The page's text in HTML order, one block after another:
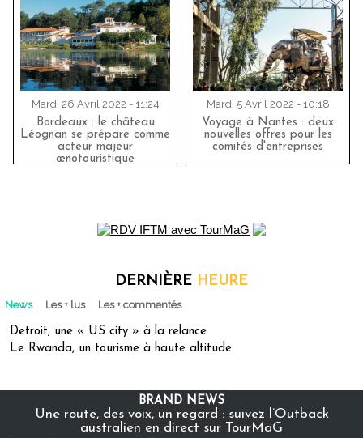
Mardi 26 Avril 2022 - 11:24
Bordeaux : le château
Léognan se prépare comme
acteur majeur
œnotouristique
Mardi 5 Avril 2022 - 10:18
Voyage à Nantes : deux
nouvelles offres pour les
comités d'entreprises
DERNIÈRE HEURE
News Les + lus Les + commentés
Detroit, une « US city » à la relance
Le Rwanda, un tourisme à haute altitude
BRAND NEWS
Une route, des voix, un regard : suivez l’Outback
australien en direct sur TourMaG